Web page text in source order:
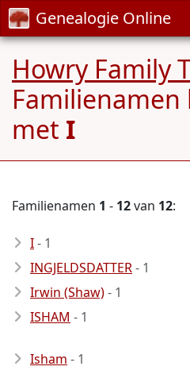
Genealogie Online
Howry Family
met I
Familienamen 1 - 12van 12:
I- 1
INGJELDSDATTER- 1
Irwin (Shaw)- 1
ISHAM - 1
Isham - 1